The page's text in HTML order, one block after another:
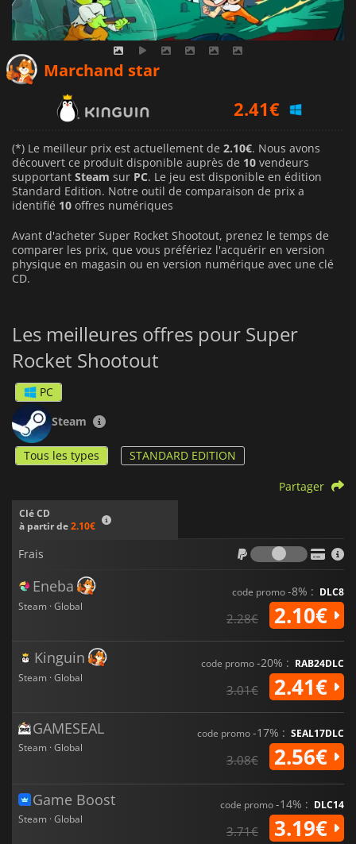
Marchand star
2.41€
2.56€
(*) Le meilleur prix est actuellement de 2.10€. Nous avons
découvert ce produit disponible auprès de 10 vendeurs
supportant Steam sur PC. Le jeu est disponible en édition
Standard Edition. Notre outil de comparaison de prix a
identifié 10 offres numériques
Avant d'acheter Super Rocket Shootout, prenez le temps de
comparer les prix, que vous préfériez l'acquérir en version
physique en magasin ou en version numérique avec une clé
CD.
Les meilleures offres pour Super
Rocket Shootout
PC
Steam
Tous les types STANDARD EDITION
Clé CD
à partir de2.10€
Partager
Frais
Frais
Eneba
Steam · Global
code promo-8% : DLC8
2.28€ 2.10€
Kinguin
Steam · Global
code promo-20% : RAB24DLC
3.01€ 2.41€
GAMESEAL
Steam · Global
code promo-17% : SEAL17DLC
3.08€ 2.56€
Game Boost
Steam · Global
code promo-14% : DLC14
3.71€ 3.19€